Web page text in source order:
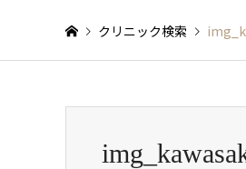
クリニック検索